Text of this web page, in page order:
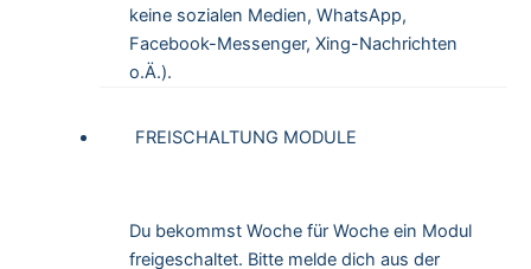
keine sozialen Medien, WhatsApp,
Facebook-Messenger, Xing-Nachrichten
o.Ä.).
FREISCHALTUNG MODULE
Du bekommst Woche für Woche ein Modul
freigeschaltet. Bitte melde dich aus der